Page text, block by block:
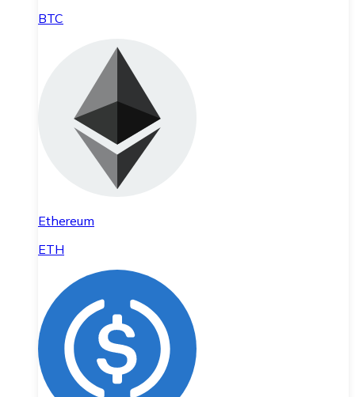
BTC
Ethereum
ETH